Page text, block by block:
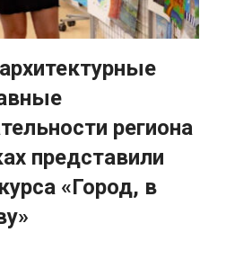
региона
представили
«Город, в